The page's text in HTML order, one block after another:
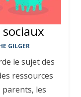
sociaux
GILGER
le sujet des
ressources
les